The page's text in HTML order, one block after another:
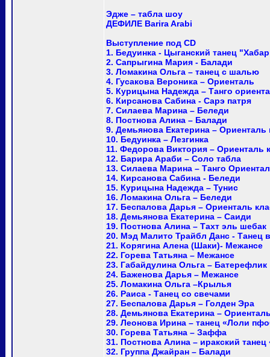
Эдже – табла шоу
ДЕФИЛЕ Barira Arabi
Выступление под CD
1. Бедуинка - Цыганский танец
2. Сапрыгина Мария - Балади
3. Ломакина Ольга – танец с шалью
4. Гусакова Вероника – Ориенталь
5. Курицына Надежда – Танго
6. Кирсанова Сабина - Сарэ патря
7. Силаева Марина – Беледи
8. Постнова Алина – Балади
9. Демьянова Екатерина – Ориенталь
10. Бедуинка – Лезгинка
11. Федорова Виктория – Ориенталь
12. Барира Араби – Соло табла
13. Силаева Марина – Танго
14. Кирсанова Сабина - Беледи
15. Курицына Надежда – Тунис
16. Ломакина Ольга – Беледи
17. Беспалова Дарья – Ориенталь
18. Демьянова Екатерина – Саиди
19. Постнова Алина – Тахт эль шебак
20. Мэд Малито Трайбл Данс - Танец
21. Корягина Алена (Шаки)- Межансе
22. Горева Татьяна – Межансе
23. Габайдулина Ольга – Батерефлик
24. Баженова Дарья – Межансе
25. Ломакина Ольга –Крылья
26. Раиса - Танец со свечами
27. Беспалова Дарья – Голден Эра
28. Демьянова Екатерина –
29. Леонова Ирина – танец «Лоли
30. Горева Татьяна – Заффа
31. Постнова Алина – иракский танец
32. Группа Джайран – Балади